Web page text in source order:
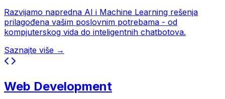
Razvijamo napredna AI i Machine Learning rešenja
prilagođena vašim poslovnim potrebama - od
kompjuterskog vida do inteligentnih chatbotova.
Saznajte više →
Web Development